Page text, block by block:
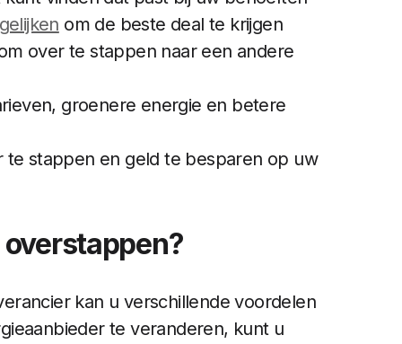
om de beste deal te krijgen
over te stappen naar een andere
groenere energie en betere
te stappen en geld te besparen op uw
kan u verschillende voordelen
te veranderen, kunt u